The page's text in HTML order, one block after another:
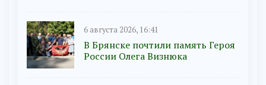
6 августа 2026, 16:41
В Брянске почтили память Героя
России Олега Визнюка